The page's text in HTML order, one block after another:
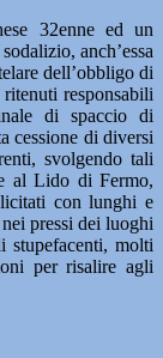
32enne ed un
anch’essa
dell’obbligo di
responsabili
di spaccio di
cessione di diversi
svolgendo tali
al Lido di Fermo,
con lunghi e
pressi dei luoghi
stupefacenti, molti
per risalire agli